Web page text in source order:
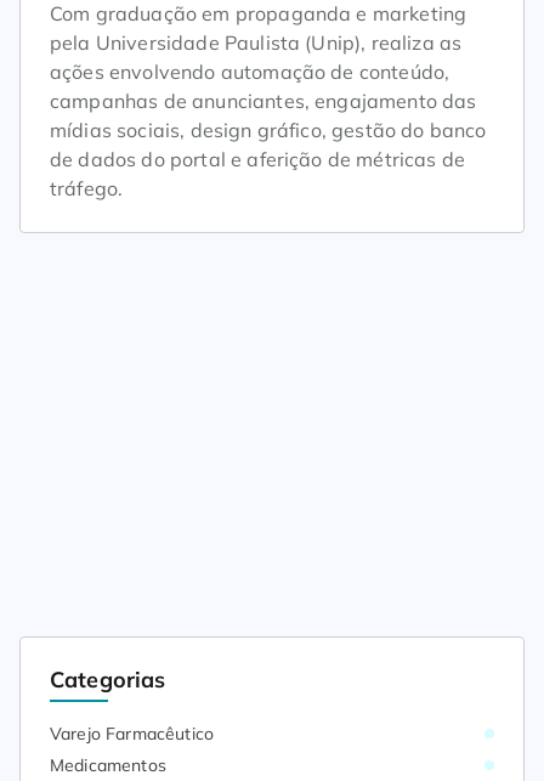
Com graduação em propaganda e marketing
pela Universidade Paulista (Unip), realiza as
ações envolvendo automação de conteúdo,
campanhas de anunciantes, engajamento das
mídias sociais, design gráfico, gestão do banco
de dados do portal e aferição de métricas de
tráfego.
Categorias
Varejo Farmacêutico
Medicamentos